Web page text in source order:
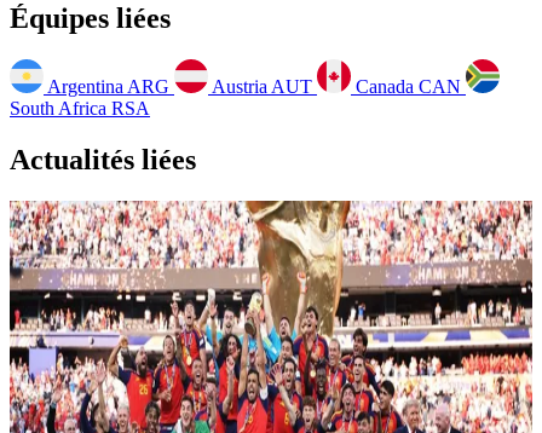
Équipes liées
Argentina ARG Austria AUT Canada CAN
South Africa RSA
Actualités liées